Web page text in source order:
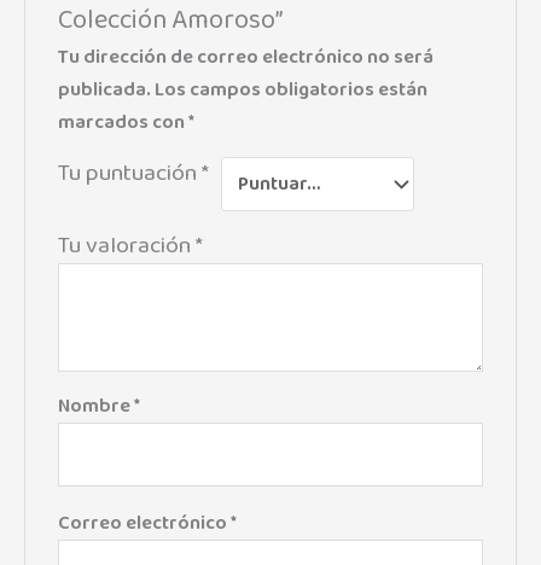
Colección Amoroso”
Tu dirección de correo electrónico no será
publicada.Los campos obligatorios están
marcados con*
Tu puntuación*
Tu valoración*
Nombre*
Correo electrónico*